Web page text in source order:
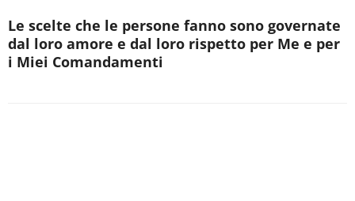
Le scelte che le persone fanno sono governate
dal loro amore e dal loro rispetto per Me e per
i Miei Comandamenti